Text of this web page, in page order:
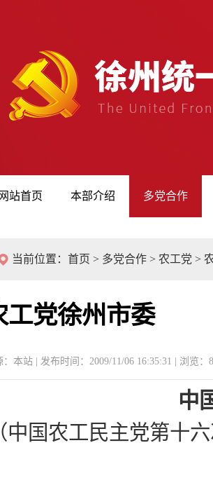
网站首页 本部介绍 多党合作
当前位置： 首页 > 多党合作 > 农工党 >
工党徐州市委
：本站 | 发布时间：2009/11/06 16:35:31 | 浏览：
中
中国农工民主党第十